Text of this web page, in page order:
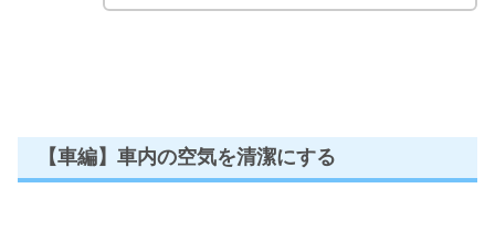
【車編】車内の空気を清潔にする